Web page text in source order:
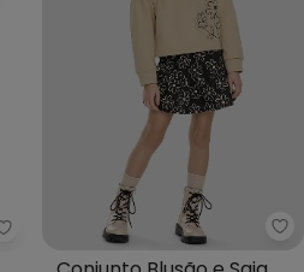
Elian - Conjunto Longo Bebê